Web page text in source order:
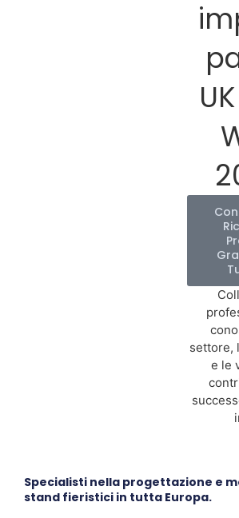
settore,
e le
Specialisti nella progettazione e
stand fieristici in tutta Europa.